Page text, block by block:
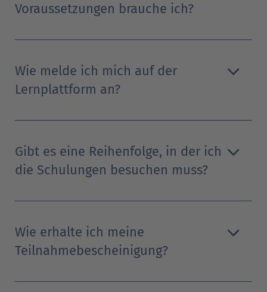
Voraussetzungen brauche ich?
Wie melde ich mich auf der
Lernplattform an?
Gibt es eine Reihenfolge, in der ich
die Schulungen besuchen muss?
Wie erhalte ich meine
Teilnahmebescheinigung?